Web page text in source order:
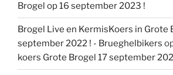
Brogel op 16 september 2023 !
Brogel Live en KermisKoers in Grote
september 2022 ! - Brueghelbikers
koers Grote Brogel 17 september